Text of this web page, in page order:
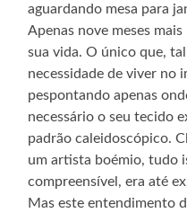
aguardando mesa para
Apenas nove meses
sua vida. O único que,
necessidade de viver no
pespontando apenas
necessário o seu tecido
padrão caleidoscópico.
um artista boémio, tudo
compreensível, era até
Mas este entendimento